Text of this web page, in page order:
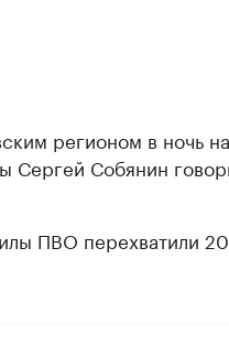
регионом в ночь
Сергей Собянин
ПВО перехватили